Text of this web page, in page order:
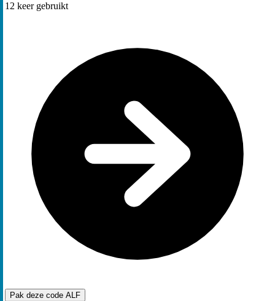
12 keer gebruikt
Pak deze code ALF